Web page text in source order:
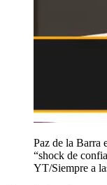
Paz de la Barra
“shock de
YT/Siempre a